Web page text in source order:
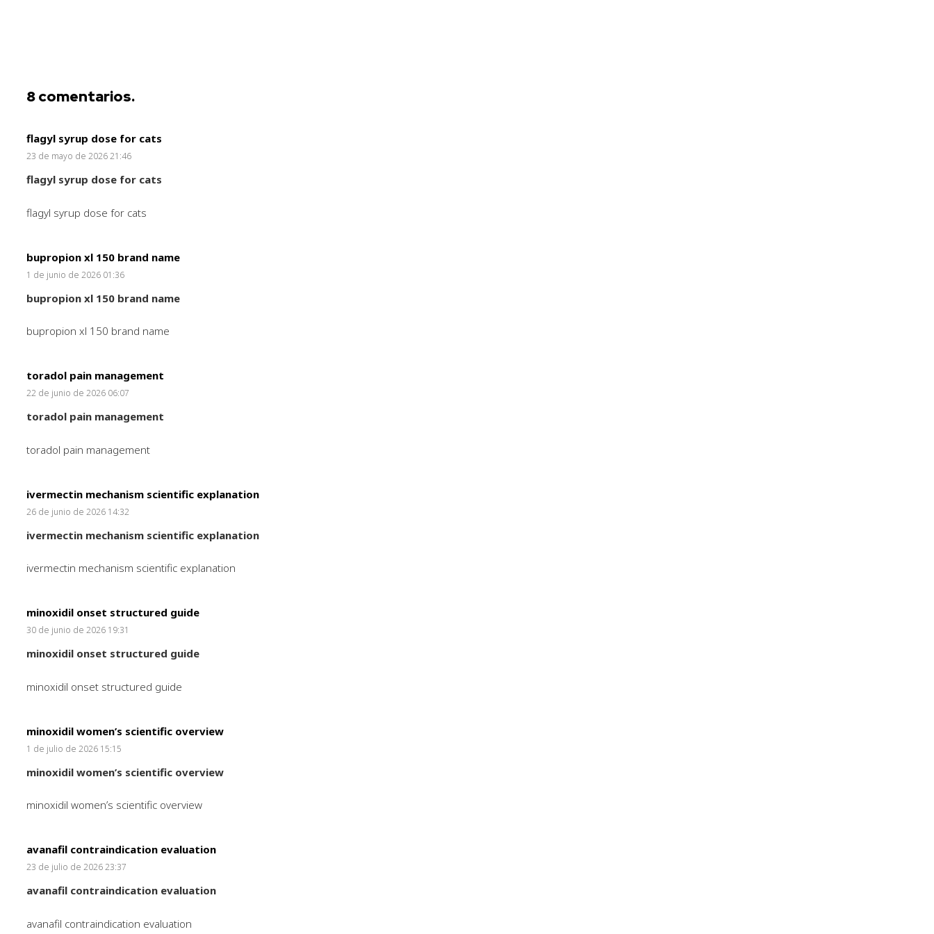
8comentarios.
flagyl syrup dose for cats
23 de mayo de 2026 21:46
flagyl syrup dose for cats
flagyl syrup dose for cats
bupropion xl 150 brand name
1 de junio de 2026 01:36
bupropion xl 150 brand name
bupropion xl 150 brand name
toradol pain management
22 de junio de 2026 06:07
toradol pain management
toradol pain management
ivermectin mechanism scientific explanation
26 de junio de 2026 14:32
ivermectin mechanism scientific explanation
ivermectin mechanism scientific explanation
minoxidil onset structured guide
30 de junio de 2026 19:31
minoxidil onset structured guide
minoxidil onset structured guide
minoxidil women’s scientific overview
1 de julio de 2026 15:15
minoxidil women’s scientific overview
minoxidil women’s scientific overview
avanafil contraindication evaluation
23 de julio de 2026 23:37
avanafil contraindication evaluation
avanafil contraindication evaluation